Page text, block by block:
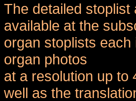
The detailed
available at the
organ stoplists
organ photos
at a resolution up to
well as the